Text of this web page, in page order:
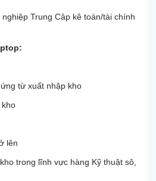
Trung Câp kê toán/tài chính
từ xuất nhập kho
kho
lên
trong lĩnh vực hàng Kỹ thuật sô,